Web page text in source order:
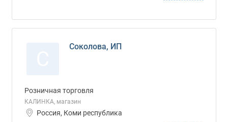
Соколова, ИП
Розничная торговля
КАЛИНКА, магазин
Россия, Коми республика